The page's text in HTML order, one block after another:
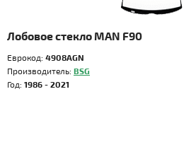
Лобовое стекло MAN F90
Еврокод: 4908AGN
Производитель: BSG
Год: 1986 - 2021